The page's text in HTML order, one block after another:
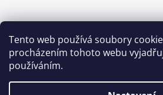
Tento web používá soubory
procházením tohoto webu
používáním.
E-shop s ručním nářadím
Kove Tools